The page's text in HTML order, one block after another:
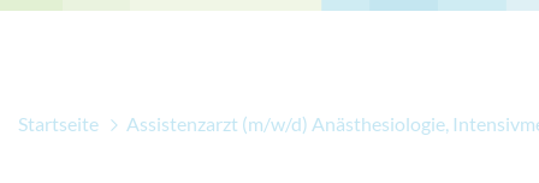
Startseite Assistenzarzt (m/w/d) Anästhesiologie,